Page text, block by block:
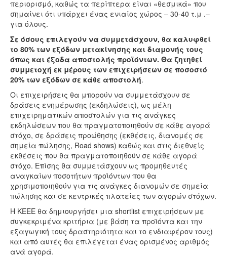
περιορισμό, καθώς τα περίπτερα είναι «θεσμικά» που
σημαίνει ότι υπάρχει ένας ενιαίος χώρος – 30-40 τ.μ .–
για όλους.
Σε όσους επιλεγούν να συμμετάσχουν, θα καλυφθεί
το 80% των εξόδων μετακίνησης και διαμονής τους
όπως και έξοδα αποστολής προϊόντων. Θα ζητηθεί
συμμετοχή εκ μέρους των επιχειρήσεων σε ποσοστό
20% των εξόδων σε κάθε αποστολή.
Οι επιχειρήσεις θα μπορούν να συμμετάσχουν σε
δράσεις ενημέρωσης (εκδηλώσεις), ως μέλη
επιχειρηματικών αποστολών για τις ανάγκες
εκδηλώσεων που θα πραγματοποιηθούν σε κάθε αγορά
στόχο, σε δράσεις προώθησης (εκθέσεις, διανομές σε
σημεία πώλησης, Road shows) καθώς και στις διεθνείς
εκθέσεις που θα πραγματοποιηθούν σε κάθε αγορά
στόχο. Επίσης θα συμμετάσχουν ως προμηθευτές
αναγκαίων ποσοτήτων προϊόντων που θα
χρησιμοποιηθούν για τις ανάγκες διανομών σε σημεία
πώλησης και σε κεντρικές πλατείες των αγορών στόχων.
Η ΚΕΕΕ θα δημιουργήσει μια shortlist επιχειρήσεων με
συγκεκριμένα κριτήρια (με βάση τα προϊόντα και την
εξαγωγική τους δραστηριότητα και το ενδιαφέρον τους)
και από αυτές θα επιλέγεται ένας ορισμένος αριθμός
ανά αγορά.